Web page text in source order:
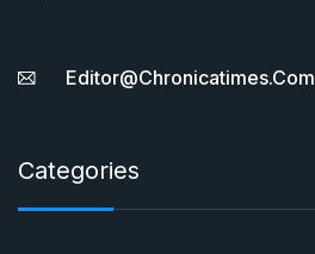
Editor@chronicatimes.com
Categories